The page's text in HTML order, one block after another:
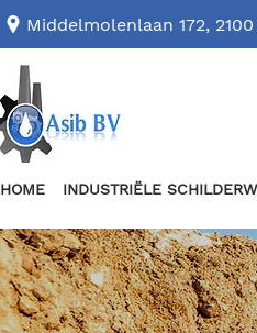
Middelmolenlaan 172,
HOME INDUSTRIËLE